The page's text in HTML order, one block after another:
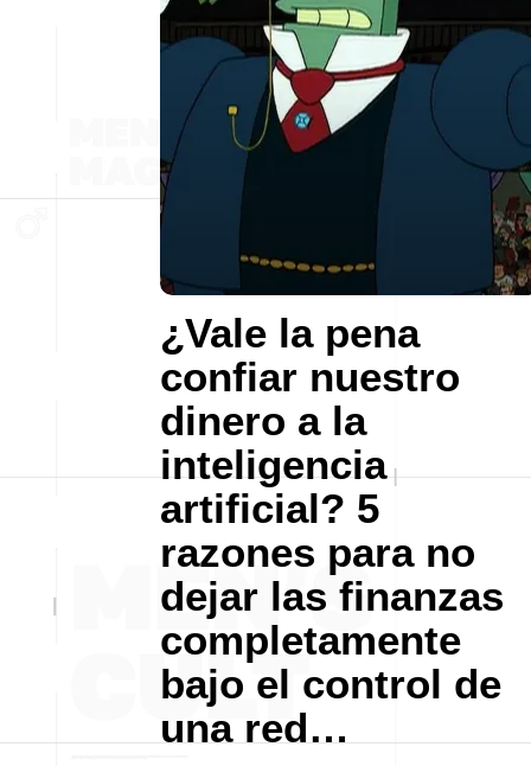
¿Vale la pena
confiar nuestro
dinero a la
inteligencia
artificial? 5
razones para no
dejar las finanzas
completamente
bajo el control de
una red…